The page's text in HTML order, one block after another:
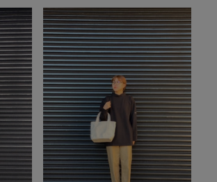
お知らせ・ご利用ガイド
お知らせ
ご利用ガイド
ギフトラッピング
お問い合わせ
在庫
在庫あり
この条件で絞り込む